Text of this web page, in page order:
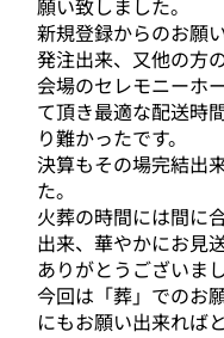
願い致しました。
新規登録からのお願
発注出来、又他の方
会場のセレモニーホ
て頂き最適な配送時
り難かったです。
決算もその場完結出
た。
火葬の時間には間に
出来、華やかにお見
ありがとうございまし
今回は「葬」でのお
にもお願い出来れば